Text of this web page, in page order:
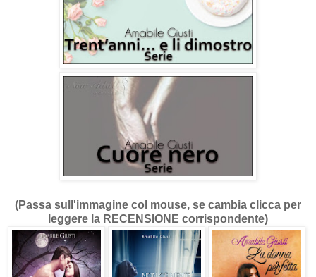
(Passa sull'immagine col mouse, se cambia clicca per
leggere la RECENSIONE corrispondente)